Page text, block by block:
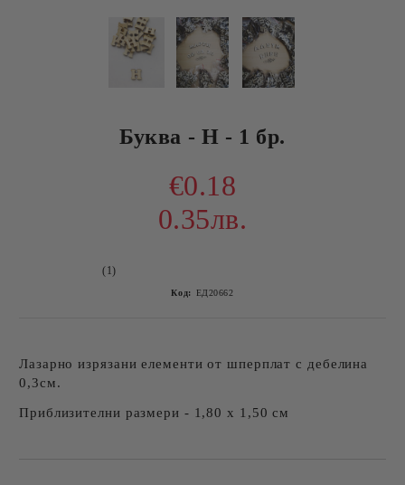
Буква - Н - 1 бр.
€0.18
0.35лв.
(1)
Код: ЕД20662
Лазарно изрязани елементи от шперплат с дебелина
0,3см.
Приблизителни размери - 1,80 х 1,50 см